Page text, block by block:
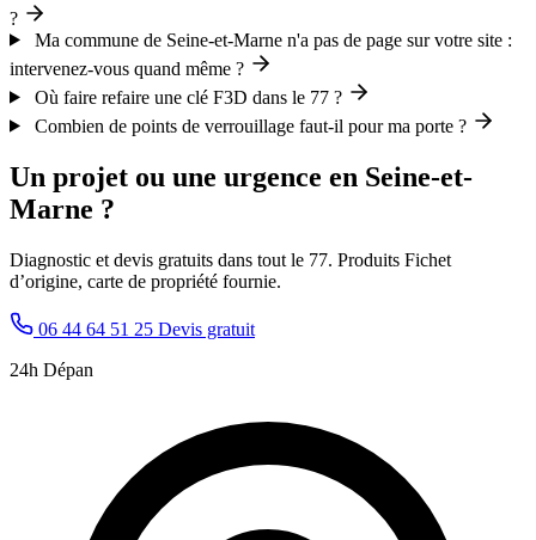
?
Ma commune de Seine-et-Marne n'a pas de page sur votre site :
intervenez-vous quand même ?
Où faire refaire une clé F3D dans le 77 ?
Combien de points de verrouillage faut-il pour ma porte ?
Un projet ou une urgence en Seine-et-
Marne ?
Diagnostic et devis gratuits dans tout le 77. Produits Fichet
d’origine, carte de propriété fournie.
06 44 64 51 25 Devis gratuit
24h Dépan